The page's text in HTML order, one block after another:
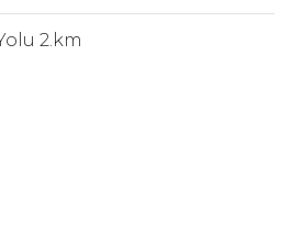
2.km